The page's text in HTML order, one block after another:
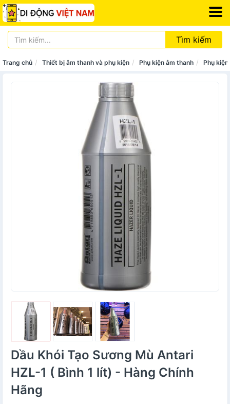
Tìm kiếm
Trang chủ Thiết bị âm thanh và phụ kiện Phụ kiện âm thanh Phụ
Dầu Khói Tạo Sương Mù Antari
HZL-1 ( Bình 1 lít) - Hàng Chính
Hãng